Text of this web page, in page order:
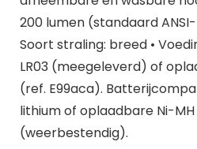
200 lumen (standaard ANSI-
Soort straling: breed •
LR03 (meegeleverd) of
(ref. E99aca).
lithium of oplaadbare Ni-MH
(weerbestendig).